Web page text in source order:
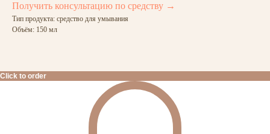
Получить консультацию по средству →
Тип продукта: средство для умывания
Объём: 150 мл
Click to order